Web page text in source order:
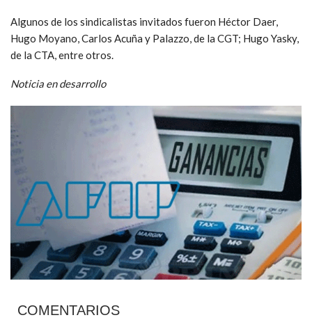
Algunos de los sindicalistas invitados fueron Héctor Daer,
Hugo Moyano, Carlos Acuña y Palazzo, de la CGT; Hugo Yasky,
de la CTA, entre otros.
Noticia en desarrollo
COMENTARIOS